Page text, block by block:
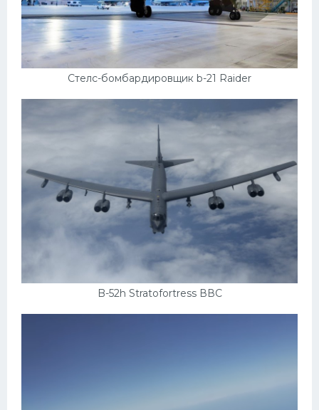
Стелс-бомбардировщик b-21 Raider
B-52h Stratofortress ВВС